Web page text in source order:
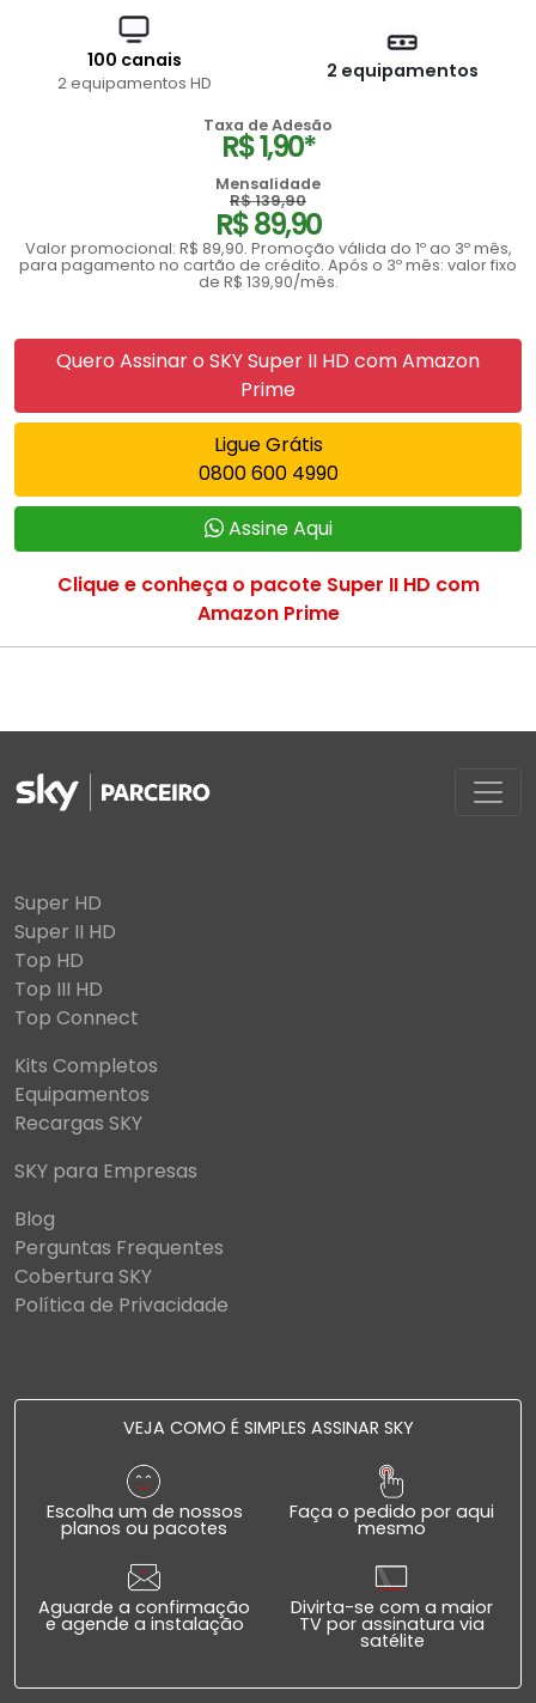
100 canais
2 equipamentos HD
2 equipamentos
Taxa de Adesão
R$ 1,90*
Mensalidade
R$ 139,90
R$ 89,90
Valor promocional: R$ 89,90. Promoção válida do 1º ao 3º mês,
para pagamento no cartão de crédito. Após o 3º mês: valor fixo
de R$ 139,90/mês.
Quero Assinar o SKY Super II HD com Amazon
Prime
Ligue Grátis
0800 600 4990
Assine Aqui
Clique e conheça o pacote Super II HD com
Amazon Prime
Super HD
Super II HD
Top HD
Top III HD
Top Connect
Kits Completos
Equipamentos
Recargas SKY
SKY para Empresas
Blog
Perguntas Frequentes
Cobertura SKY
Política de Privacidade
VEJA COMO É SIMPLES ASSINAR SKY
Escolha um de nossos
planos ou pacotes
Faça o pedido por aqui
mesmo
Aguarde a confirmação
e agende a instalação
Divirta-se com a maior
TV por assinatura via
satélite